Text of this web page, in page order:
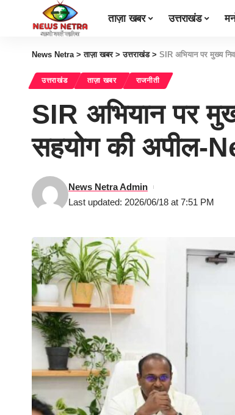
ताज़ा खबर उत्तराखंड
News Netra>ताज़ा खबर>उत्तराखंड> SIR अभियान पर मुख्य
उत्तराखंड ताज़ा खबर राजनीती
SIR अभियान पर
सहयोग की अपील-
Last updated: 2026/06/18 at 7:51 PM
News Netra Admin